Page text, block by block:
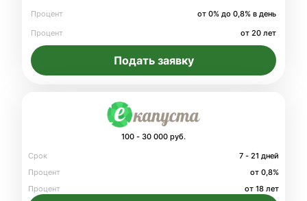
Процент
от 0% до 0,8% в день
Процент
от 20 лет
Подать заявку
100 - 30 000 руб.
Срок
7 - 21 дней
Процент
от 0,8%
Процент
от 18 лет